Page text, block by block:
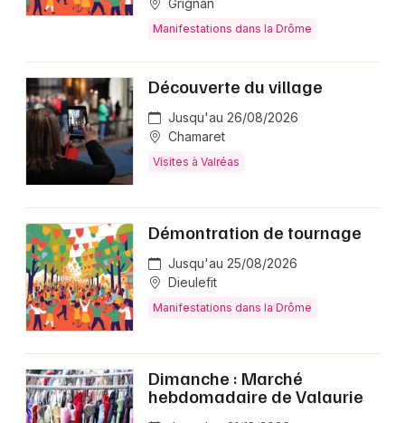
Manifestations dans la Drôme
Découverte du village
Jusqu'au 26/08/2026
Chamaret
Visites à Valréas
Démontration de tournage
Jusqu'au 25/08/2026
Dieulefit
Manifestations dans la Drôme
Dimanche : Marché
hebdomadaire de Valaurie